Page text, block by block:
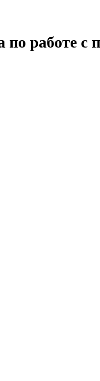
работе с